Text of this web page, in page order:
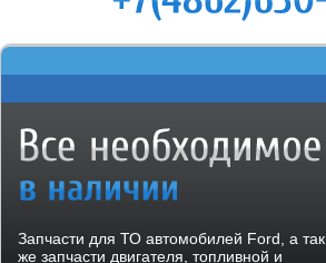
Запчасти для ТО автомобилей Ford, а так
же запчасти двигателя, топливной и